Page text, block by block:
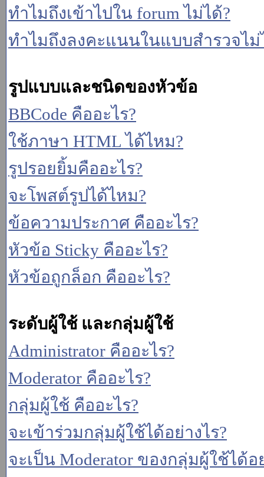
ทำไมถึงเข้าไปใน forum ไม่ได้?
ทำไมถึงลงคะแนนในแบบสำรวจไม่
รูปแบบและชนิดของหัวข้อ
BBCode คืออะไร?
ใช้ภาษา HTML ได้ไหม?
รูปรอยยิ้มคืออะไร?
จะโพสต์รูปได้ไหม?
ข้อความประกาศ คืออะไร?
หัวข้อ Sticky คืออะไร?
หัวข้อถูกล็อก คืออะไร?
ระดับผู้ใช้ และกลุ่มผู้ใช้
Administrator คืออะไร?
Moderator คืออะไร?
กลุ่มผู้ใช้ คืออะไร?
จะเข้าร่วมกลุ่มผู้ใช้ได้อย่างไร?
จะเป็น Moderator ของกลุ่มผู้ใช้ได้อ